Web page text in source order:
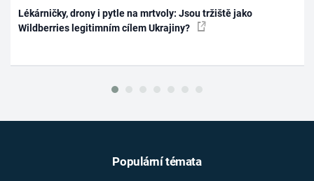
Lékárničky, drony i pytle na mrtvoly: Jsou tržiště jako
Wildberries legitimním cílem Ukrajiny?
Populární témata